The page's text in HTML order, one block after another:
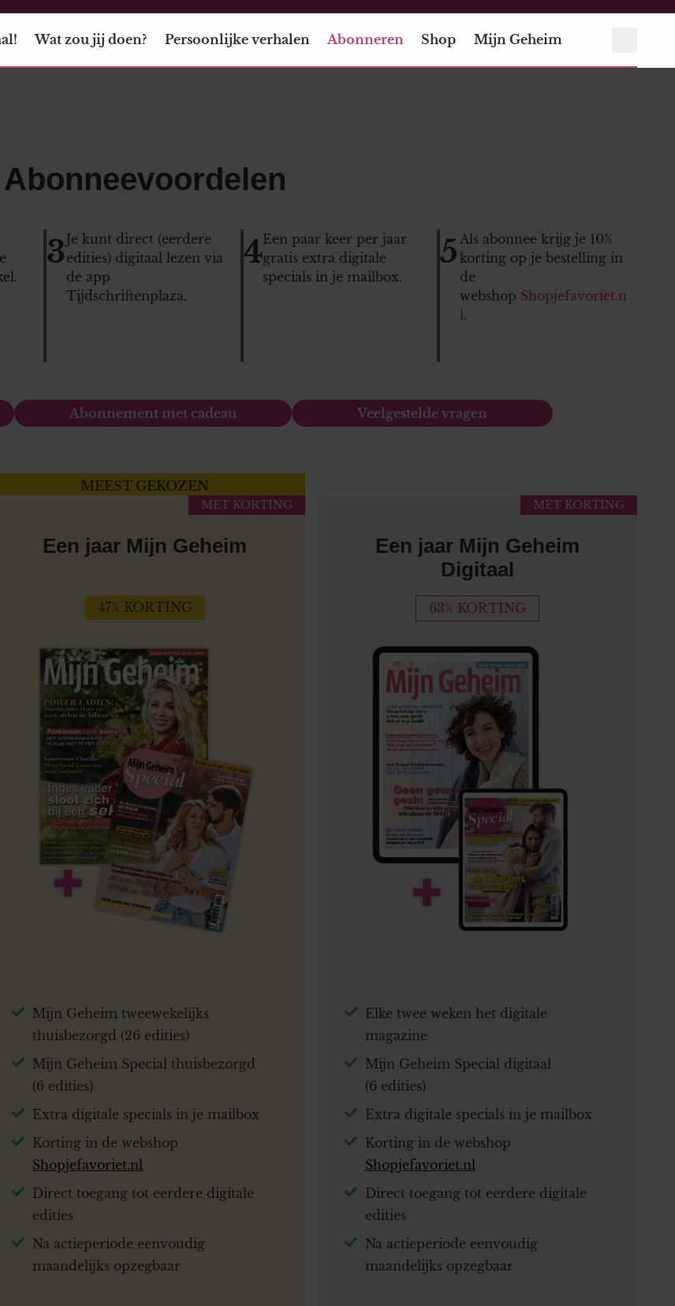
Wat zou jij doen? Persoonlijke verhalen Abonneren Shop Mijn Geheim
Abonneevoordelen
3Je kunt direct (eerdere
edities) digitaal lezen via
de app
Tijdschriftenplaza.
4Een paar keer per jaar
gratis extra digitale
specials in je mailbox.
5 Als abonnee krijg je 10%
korting op je bestelling in
de
webshop Shopjefavoriet.n
l.
Abonnement met cadeau Veelgestelde vragen
MET KORTING
MEEST GEKOZEN
Een jaar Mijn Geheim
47% KORTING
Mijn Geheim tweewekelijks
thuisbezorgd (26 edities)
Mijn Geheim Special thuisbezorgd
(6 edities)
Extra digitale specials in je mailbox
Korting in de webshop
Shopjefavoriet.nl
Direct toegang tot eerdere digitale
edities
Na actieperiode eenvoudig
maandelijks opzegbaar
MET KORTING
Een jaar Mijn Geheim
Digitaal
63% KORTING
Elke twee weken het digitale
magazine
Mijn Geheim Special digitaal
(6 edities)
Extra digitale specials in je mailbox
Korting in de webshop
Shopjefavoriet.nl
Direct toegang tot eerdere digitale
edities
Na actieperiode eenvoudig
maandelijks opzegbaar